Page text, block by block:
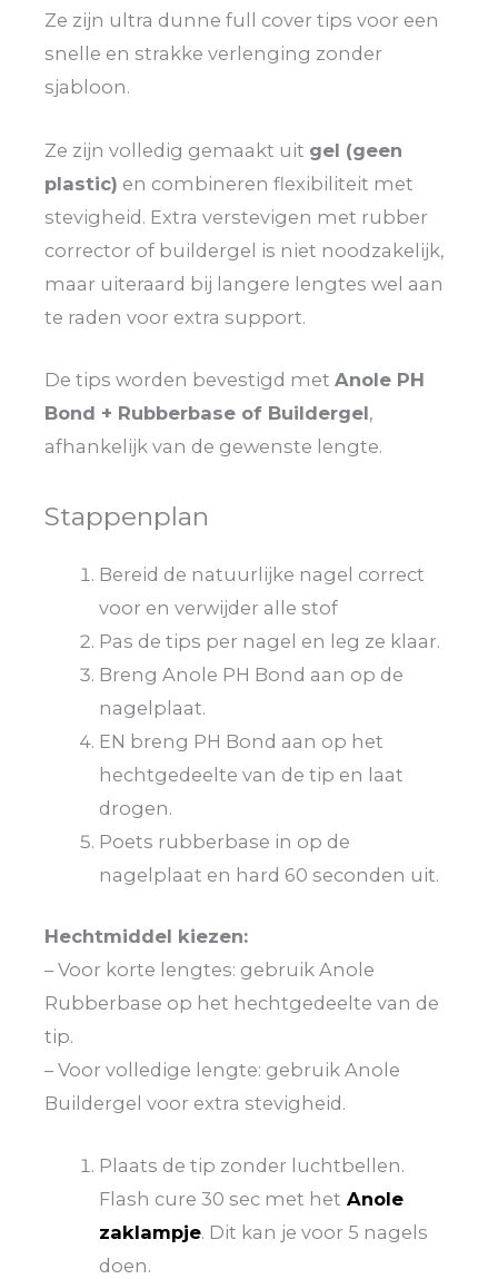
Ze zijn ultra dunne full cover tips voor een
snelle en strakke verlenging zonder
sjabloon.
Ze zijn volledig gemaakt uit gel (geen
plastic) en combineren flexibiliteit met
stevigheid. Extra verstevigen met rubber
corrector of buildergel is niet noodzakelijk,
maar uiteraard bij langere lengtes wel aan
te raden voor extra support.
De tips worden bevestigd met Anole PH
Bond + Rubberbase of Buildergel,
afhankelijk van de gewenste lengte.
Stappenplan
Bereid de natuurlijke nagel correct
voor en verwijder alle stof
Pas de tips per nagel en leg ze klaar.
Breng Anole PH Bond aan op de
nagelplaat.
EN breng PH Bond aan op het
hechtgedeelte van de tip en laat
drogen.
Poets rubberbase in op de
nagelplaat en hard 60 seconden uit.
Hechtmiddel kiezen:
– Voor korte lengtes: gebruik Anole
Rubberbase op het hechtgedeelte van de
tip.
– Voor volledige lengte: gebruik Anole
Buildergel voor extra stevigheid.
Plaats de tip zonder luchtbellen.
Flash cure 30 sec met het Anole
zaklampje. Dit kan je voor 5 nagels
doen.